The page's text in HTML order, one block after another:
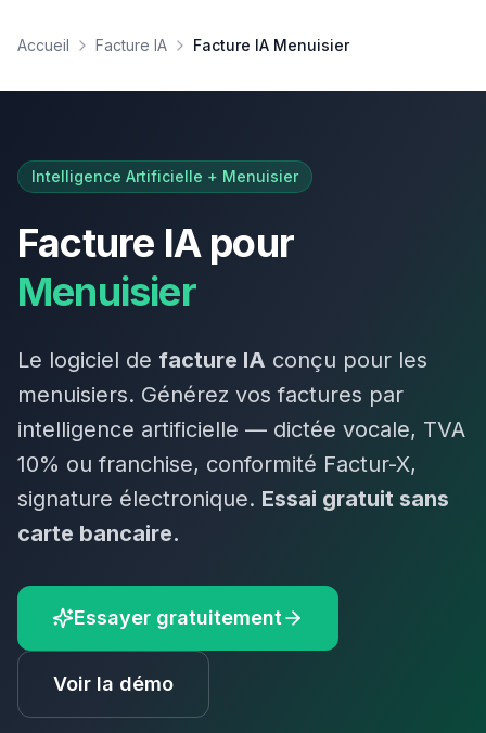
Accueil Facture IA Facture IA Menuisier
Intelligence Artificielle + Menuisier
Facture IA pour
Menuisier
Le logiciel de facture IA conçu pour les
menuisiers. Générez vos factures par
intelligence artificielle — dictée vocale, TVA
10% ou franchise, conformité Factur-X,
signature électronique. Essai gratuit sans
carte bancaire.
Essayer gratuitement
Voir la démo